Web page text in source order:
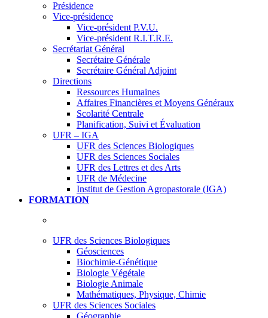
Présidence
Vice-présidence
Vice-président P.V.U.
Vice-président R.I.T.R.E.
Secrétariat Général
Secrétaire Générale
Secrétaire Général Adjoint
Directions
Ressources Humaines
Affaires Financières et Moyens Généraux
Scolarité Centrale
Planification, Suivi et Évaluation
UFR – IGA
UFR des Sciences Biologiques
UFR des Sciences Sociales
UFR des Lettres et des Arts
UFR de Médecine
Institut de Gestion Agropastorale (IGA)
FORMATION
UFR des Sciences Biologiques
Géosciences
Biochimie-Génétique
Biologie Végétale
Biologie Animale
Mathématiques, Physique, Chimie
UFR des Sciences Sociales
Géographie